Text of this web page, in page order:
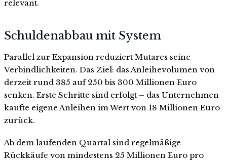
relevant.
Schuldenabbau mit System
Parallel zur Expansion reduziert Mutares seine
Verbindlichkeiten. Das Ziel: das Anleihevolumen von
derzeit rund 385 auf 250 bis 300 Millionen Euro
senken. Erste Schritte sind erfolgt – das Unternehmen
kaufte eigene Anleihen im Wert von 18 Millionen Euro
zurück.
Ab dem laufenden Quartal sind regelmäßige
Rückkäufe von mindestens 25 Millionen Euro pro